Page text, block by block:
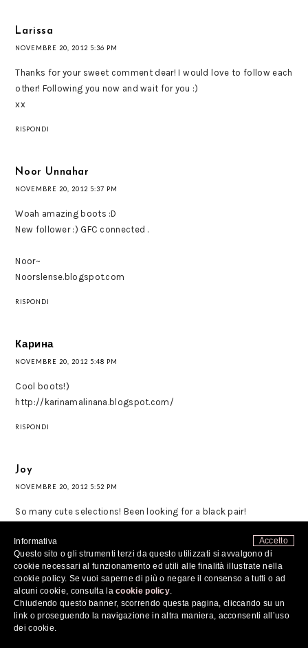
Larissa
NOVEMBRE 20, 2012 5:36 PM
Thanks for your sweet comment dear! I would love to follow each
other! Following you now and wait for you :)
xx
RISPONDI
Noor Unnahar
NOVEMBRE 20, 2012 5:37 PM
Woah amazing boots :D
New follower :) GFC connected .
Noor~
Noorslense.blogspot.com
RISPONDI
Карина
NOVEMBRE 20, 2012 5:48 PM
Cool boots!)
http://karinamalinana.blogspot.com/
RISPONDI
Joy
NOVEMBRE 20, 2012 5:52 PM
So many cute selections! Been looking for a black pair!
ariarhapsody.blogspot.com
RISPONDI
AgataP
NOVEMBRE 20, 2012 6:01 PM
Accetto
Informativa
Questo sito o gli strumenti terzi da questo utilizzati si avvalgono di
cookie necessari al funzionamento ed utili alle finalità illustrate nella
cookie policy. Se vuoi saperne di più o negare il consenso a tutti o ad
alcuni cookie, consulta lacookie policy.
Chiudendo questo banner, scorrendo questa pagina, cliccando su un
link o proseguendo la navigazione in altra maniera, acconsenti all’uso
dei cookie.